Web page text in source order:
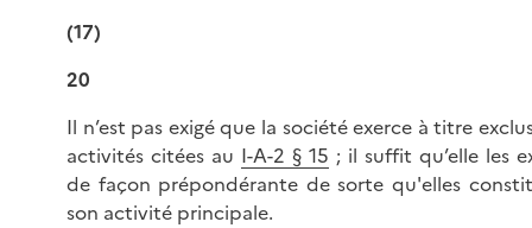
(17)
20
Il n’est pas exigé que la société exerce à titre
activités citées au I-A-2 § 15 ; il suffit qu’elle les
de façon prépondérante de sorte qu'elles
son activité principale.